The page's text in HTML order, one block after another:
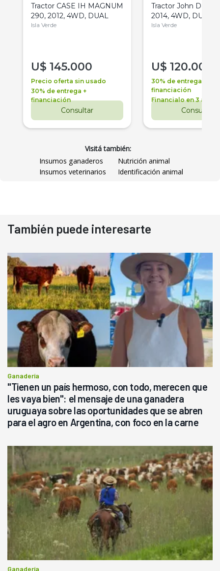
Tractor CASE IH MAGNUM
290, 2012, 4WD, DUAL
Isla Verde
U$ 145.000
Precio oferta sin usado
30% de entrega +
financiación
Consultar
Tractor John Deere
2014, 4WD, DUAL
Isla Verde
U$ 120.000
30% de entrega +
financiación
Financialo en 3 años
Consultar
Visitá también:
Insumos ganaderos
Nutrición animal
Insumos veterinarios
Identificación animal
También puede interesarte
Ganadería
"Tienen un país hermoso, con todo, merecen que
les vaya bien": el mensaje de una ganadera
uruguaya sobre las oportunidades que se abren
para el agro en Argentina, con foco en la carne
Ganadería